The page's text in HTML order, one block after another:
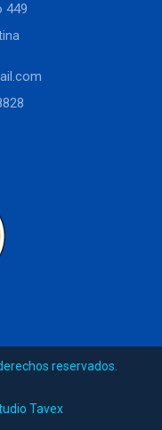
449
reservados.
Tavex